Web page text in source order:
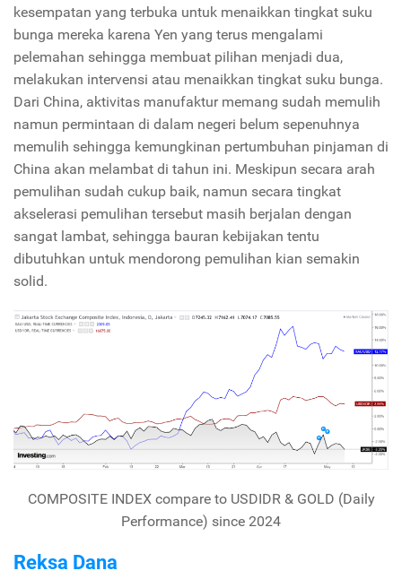
kesempatan yang terbuka untuk menaikkan tingkat suku
bunga mereka karena Yen yang terus mengalami
pelemahan sehingga membuat pilihan menjadi dua,
melakukan intervensi atau menaikkan tingkat suku bunga.
Dari China, aktivitas manufaktur memang sudah memulih
namun permintaan di dalam negeri belum sepenuhnya
memulih sehingga kemungkinan pertumbuhan pinjaman di
China akan melambat di tahun ini. Meskipun secara arah
pemulihan sudah cukup baik, namun secara tingkat
akselerasi pemulihan tersebut masih berjalan dengan
sangat lambat, sehingga bauran kebijakan tentu
dibutuhkan untuk mendorong pemulihan kian semakin
solid.
COMPOSITE INDEX compare to USDIDR & GOLD (Daily
Performance) since 2024
Reksa Dana